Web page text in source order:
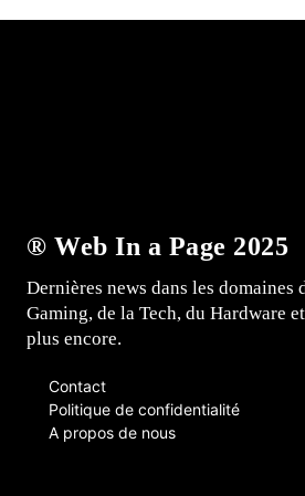
® Web In a Page 2025
Dernières news dans les domaines
Gaming, de la Tech, du Hardware
plus encore.
Contact
Politique de confidentialité
A propos de nous